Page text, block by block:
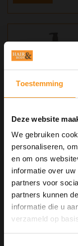
Toestemming
Deze website
We gebruiken
personaliseren,
en om ons
informatie over
partners voor
partners kunnen
informatie die u
verzameld op
-36%
10%
Geniet van de